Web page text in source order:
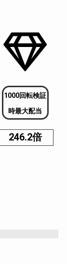
1000回転検証
時最大配当
246.2倍